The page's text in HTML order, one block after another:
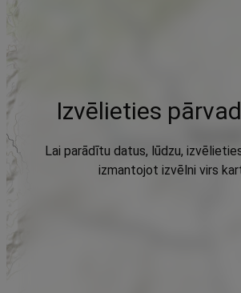
Izvēlieties
Lai parādītu datus, lūdzu,
izmantojot izvēlni virs